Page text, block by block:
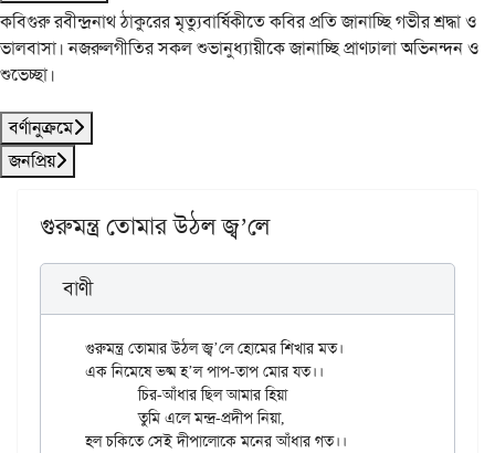
কবিগুরু রবীন্দ্রনাথ ঠাকুরের মৃত্যুবার্ষিকীতে কবির প্রতি জানাচ্ছি গভীর শ্রদ্ধা ও
ভালবাসা। নজরুলগীতির সকল শুভানুধ্যায়ীকে জানাচ্ছি প্রাণঢালা অভিনন্দন ও
শুভেচ্ছা।
বর্ণানুক্রমে
জনপ্রিয়
গুরুমন্ত্র তোমার উঠল জ্ব’লে
বাণী
গুরুমন্ত্র তোমার উঠল জ্ব’লে হোমের শিখার মত।
এক নিমেষে ভষ্ম হ’ল পাপ-তাপ মোর যত।।
	চির-আঁধার ছিল আমার হিয়া
	তুমি এলে মন্দ্র-প্রদীপ নিয়া,
হল চকিতে সেই দীপালোকে মনের আঁধার গত।।